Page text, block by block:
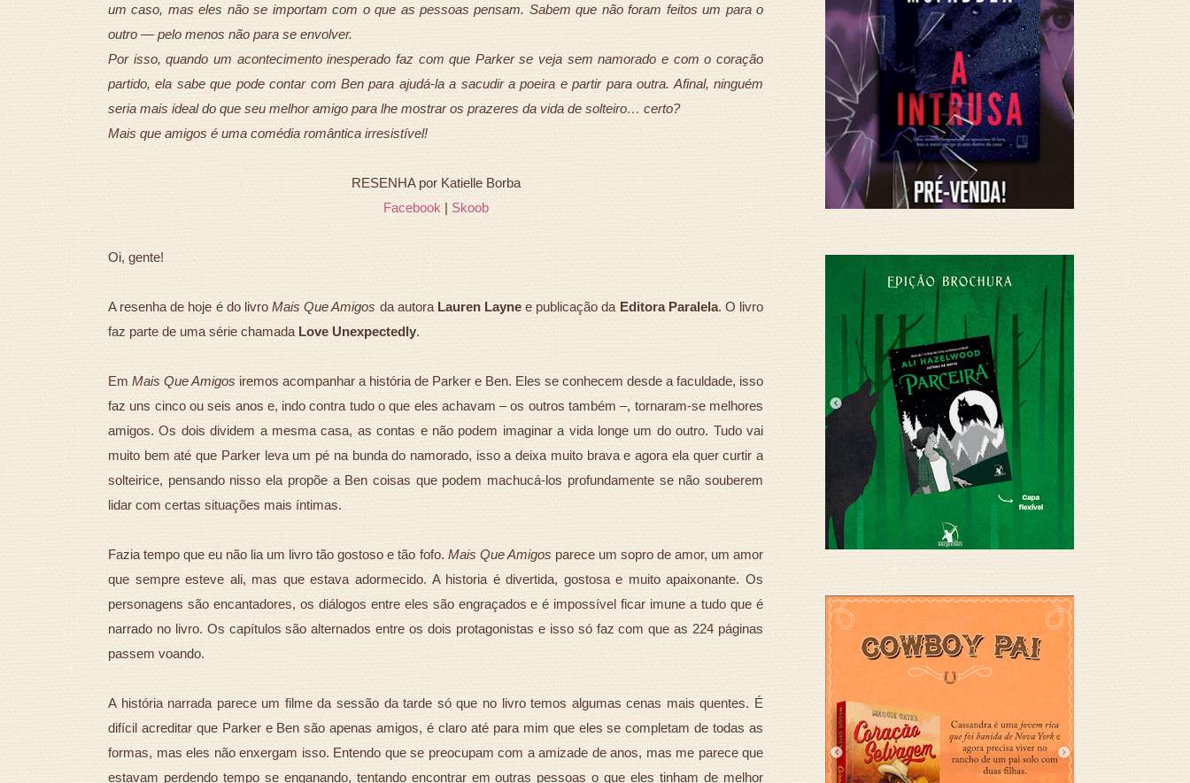
um caso, mas eles não se importam com o que as pessoas pensam. Sabem que não foram feitos um para o
outro — pelo menos não para se envolver.
Por isso, quando um acontecimento inesperado faz com que Parker se veja sem namorado e com o coração
partido, ela sabe que pode contar com Ben para ajudá-la a sacudir a poeira e partir para outra. Afinal, ninguém
seria mais ideal do que seu melhor amigo para lhe mostrar os prazeres da vida de solteiro… certo?
Mais que amigos é uma comédia romântica irresistível!
RESENHA por Katielle Borba
Facebook |Skoob
Oi, gente!
A resenha de hoje é do livroMais Que Amigos da autora Lauren Laynee publicação da Editora Paralela. O livro
faz parte de uma série chamadaLove Unexpectedly.
EmMais Que Amigosiremos acompanhar a história de Parker e Ben. Eles se conhecem desde a faculdade, isso
faz uns cinco ou seis anos e, indo contra tudo o que eles achavam – os outros também –, tornaram-se melhores
amigos. Os dois dividem a mesma casa, as contas e não podem imaginar a vida longe um do outro. Tudo vai
muito bem até que Parker leva um pé na bunda do namorado, isso a deixa muito brava e agora ela quer curtir a
solteirice, pensando nisso ela propõe a Ben coisas que podem machucá-los profundamente se não souberem
lidar com certas situações mais íntimas.
Fazia tempo que eu não lia um livro tão gostoso e tão fofo. Mais Que Amigosparece um sopro de amor, um amor
que sempre esteve ali, mas que estava adormecido. A historia é divertida, gostosa e muito apaixonante. Os
personagens são encantadores, os diálogos entre eles são engraçados e é impossível ficar imune a tudo que é
narrado no livro. Os capítulos são alternados entre os dois protagonistas e isso só faz com que as 224 páginas
passem voando.
A história narrada parece um filme da sessão da tarde só que no livro temos algumas cenas mais quentes. É
difícil acreditar que Parker e Ben são apenas amigos, é claro até para mim que eles se completam de todas as
formas, mas eles não enxergam isso. Entendo que se preocupam com a amizade de anos, mas me parece que
estavam perdendo tempo se enganando, tentando encontrar em outras pessoas o que eles tinham de melhor